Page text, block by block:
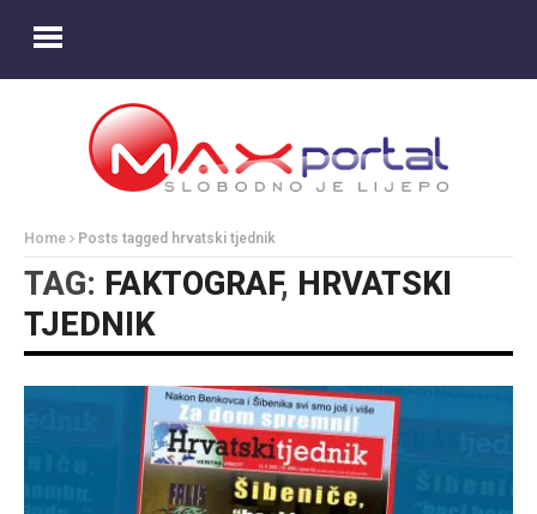
Home Posts tagged hrvatski tjednik
TAG: FAKTOGRAF, HRVATSKI
TJEDNIK